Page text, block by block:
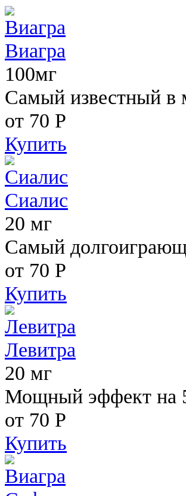
Виагра
100мг
Самый известный в
от 70 Р
Купить
Сиалис
20 мг
Самый
от 70 Р
Купить
Левитра
20 мг
Мощный эффект на
от 70 Р
Купить